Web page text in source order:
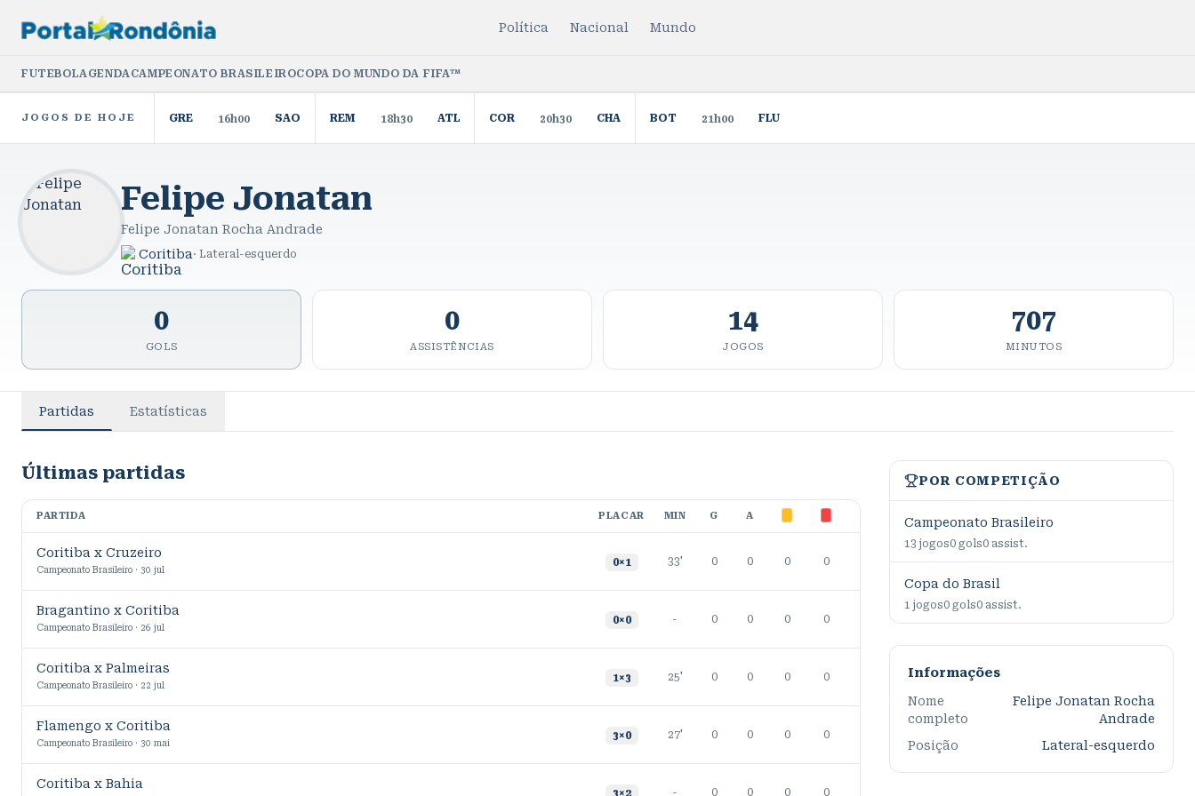
Política Nacional Mundo
FUTEBOLAGENDACAMPEONATO BRASILEIROCOPA DO MUNDO DA FIFA™
JOGOS DE HOJE GRE 16h00 SAO REM 18h30 ATL COR 20h30 CHA BOT 21h00 FLU
Felipe Jonatan
Felipe Jonatan Rocha Andrade
Coritiba · Lateral-esquerdo
0
GOLS
0
ASSISTÊNCIAS
14
JOGOS
707
MINUTOS
Partidas Estatísticas
Últimas partidas
PARTIDA PLACAR MIN G A
Coritiba x Cruzeiro
Campeonato Brasileiro · 30 jul
0×1 33' 0 0 0 0
Bragantino x Coritiba
Campeonato Brasileiro · 26 jul
0×0 - 0 0 0 0
Coritiba x Palmeiras
Campeonato Brasileiro · 22 jul
1×3 25' 0 0 0 0
Flamengo x Coritiba
Campeonato Brasileiro · 30 mai
3×0 27' 0 0 0 0
Coritiba x Bahia
3×2 - 0 0 0 0
POR COMPETIÇÃO
Campeonato Brasileiro
13 jogos0 gols0 assist.
Copa do Brasil
1 jogos0 gols0 assist.
Informações
Nome
completo
Felipe Jonatan Rocha
Andrade
Posição
Lateral-esquerdo